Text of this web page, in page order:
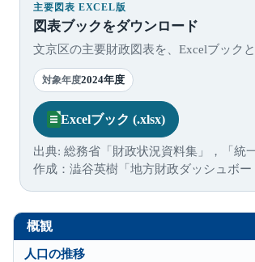
主要図表 EXCEL版
図表ブックをダウンロード
文京区の主要財政図表を、Excelブック
対象年度2024年度
Excelブック (.xlsx)
出典: 総務省「財政状況資料集」，「統
作成：澁谷英樹「地方財政ダッシュボー
概観
人口の推移